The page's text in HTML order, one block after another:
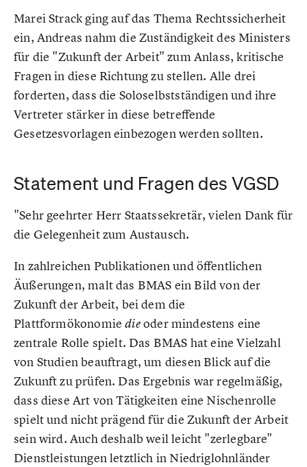
Marei Strack ging auf das Thema Rechtssicherheit
ein, Andreas nahm die Zuständigkeit des Ministers
für die "Zukunft der Arbeit" zum Anlass, kritische
Fragen in diese Richtung zu stellen. Alle drei
forderten, dass die Soloselbstständigen und ihre
Vertreter stärker in diese betreffende
Gesetzesvorlagen einbezogen werden sollten.
Statement und Fragen des VGSD
"Sehr geehrter Herr Staatssekretär, vielen Dank für
die Gelegenheit zum Austausch.
In zahlreichen Publikationen und öffentlichen
Äußerungen, malt das BMAS ein Bild von der
Zukunft der Arbeit, bei dem die
Plattformökonomiedieoder mindestens eine
zentrale Rolle spielt. Das BMAS hat eine Vielzahl
von Studien beauftragt, um diesen Blick auf die
Zukunft zu prüfen. Das Ergebnis war regelmäßig,
dass diese Art von Tätigkeiten eine Nischenrolle
spielt und nicht prägend für die Zukunft der Arbeit
sein wird. Auch deshalb weil leicht "zerlegbare"
Dienstleistungen letztlich in Niedriglohnländer